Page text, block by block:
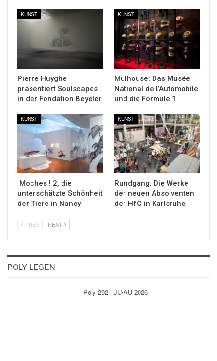
KUNST
Pierre Huyghe
präsentiert Soulscapes
in der Fondation Beyeler
KUNST
Mulhouse: Das Musée
National de l’Automobile
und die Formule 1
KUNST
Moches ! 2, die
unterschätzte Schönheit
der Tiere in Nancy
KUNST
Rundgang: Die Werke
der neuen Absolventen
der HfG in Karlsruhe
PREV NEXT
POLY LESEN
Poly 292 - JU/AU 2026